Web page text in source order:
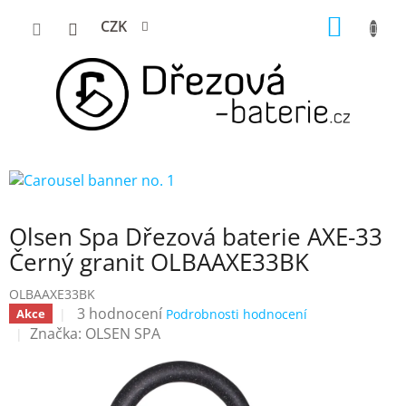
CZK
Olsen Spa Dřezová baterie AXE-33
Černý granit OLBAAXE33BK
OLBAAXE33BK
Akce
Průměrné
hodnocení
3 hodnocení Podrobnosti hodnocení
Značka: OLSEN SPA